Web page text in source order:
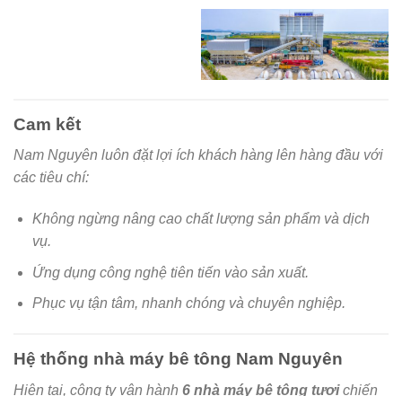
Cam kết
Nam Nguyên luôn đặt lợi ích khách hàng lên hàng đầu với
các tiêu chí:
Không ngừng nâng cao chất lượng sản phẩm và dịch
vụ.
Ứng dụng công nghệ tiên tiến vào sản xuất.
Phục vụ tận tâm, nhanh chóng và chuyên nghiệp.
Hệ thống nhà máy bê tông Nam Nguyên
Hiện tại, công ty vận hành 6 nhà máy bê tông tươichiến